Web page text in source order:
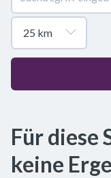
Für diese
keine